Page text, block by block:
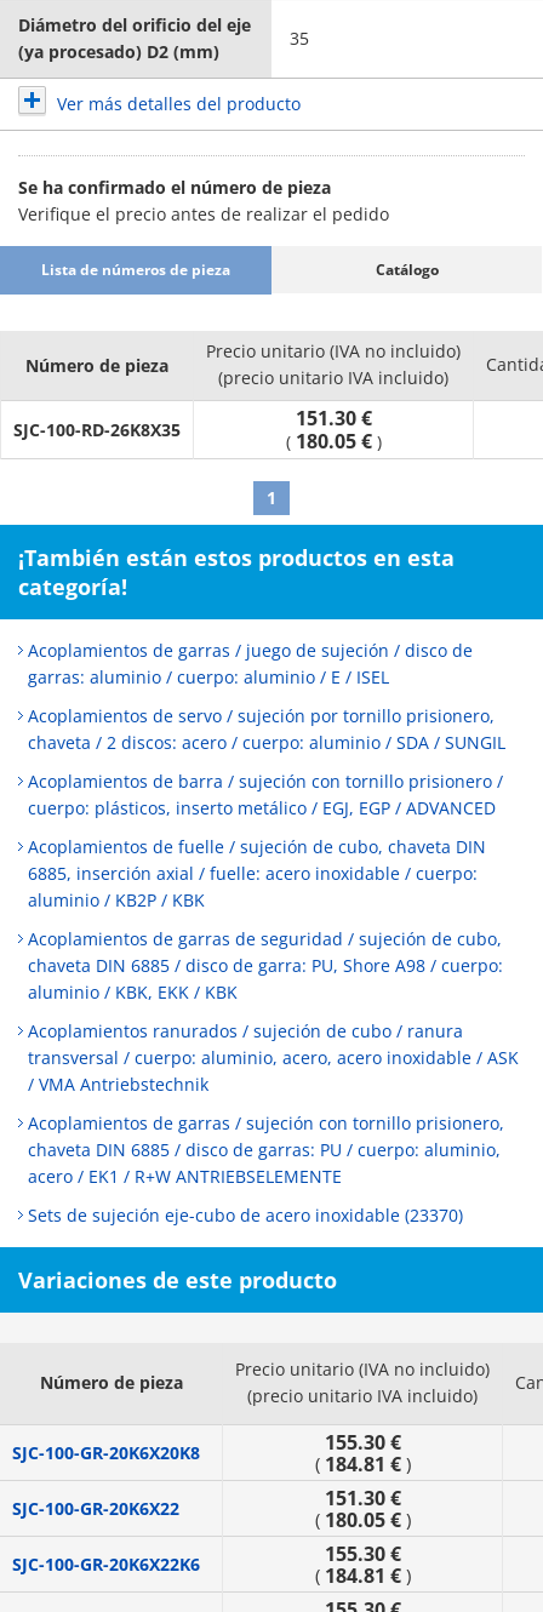
Diámetro del orificio del eje
(ya procesado) D2 (mm)
35
Ver más detalles del producto
Se ha confirmado el número de pieza
Verifique el precio antes de realizar el pedido
Lista de números de pieza Catálogo
Número de pieza
Precio unitario (IVA no incluido)
(precio unitario IVA incluido)
SJC-100-RD-26K8X35 151.30 €
( 180.05 € )
1
¡También están estos productos en esta
categoría!
Acoplamientos de garras / juego de sujeción / disco de
garras: aluminio / cuerpo: aluminio / E / ISEL
Acoplamientos de servo / sujeción por tornillo prisionero,
chaveta / 2 discos: acero / cuerpo: aluminio / SDA / SUNGIL
Acoplamientos de barra / sujeción con tornillo prisionero /
cuerpo: plásticos, inserto metálico / EGJ, EGP / ADVANCED
Acoplamientos de fuelle / sujeción de cubo, chaveta DIN
6885, inserción axial / fuelle: acero inoxidable / cuerpo:
aluminio / KB2P / KBK
Acoplamientos de garras de seguridad / sujeción de cubo,
chaveta DIN 6885 / disco de garra: PU, Shore A98 / cuerpo:
aluminio / KBK, EKK / KBK
Acoplamientos ranurados / sujeción de cubo / ranura
transversal / cuerpo: aluminio, acero, acero inoxidable / ASK
/ VMA Antriebstechnik
Acoplamientos de garras / sujeción con tornillo prisionero,
chaveta DIN 6885 / disco de garras: PU / cuerpo: aluminio,
acero / EK1 / R+W ANTRIEBSELEMENTE
Sets de sujeción eje-cubo de acero inoxidable (23370)
Variaciones de este producto
Número de pieza
Precio unitario (IVA no incluido)
(precio unitario IVA incluido)
SJC-100-GR-20K6X20K8 155.30 €
( 184.81 €)
SJC-100-GR-20K6X22 151.30 €
( 180.05 €)
SJC-100-GR-20K6X22K6 155.30 €
( 184.81 €)